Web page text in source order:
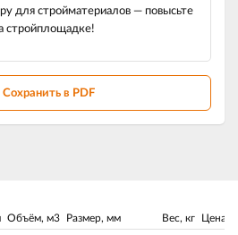
для стройматериалов — повысьте
стройплощадке!
Сохранить в PDF
Объём, м3 Размер, мм Вес, кг Цена